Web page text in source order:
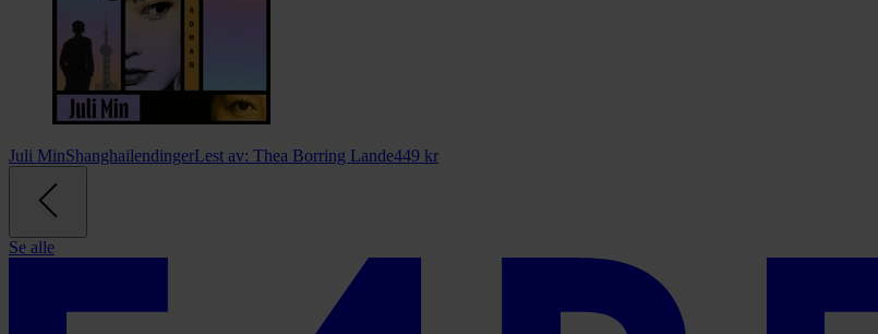
Juli MinShanghailendingerLest av: Thea Borring Lande449 kr
Se alle